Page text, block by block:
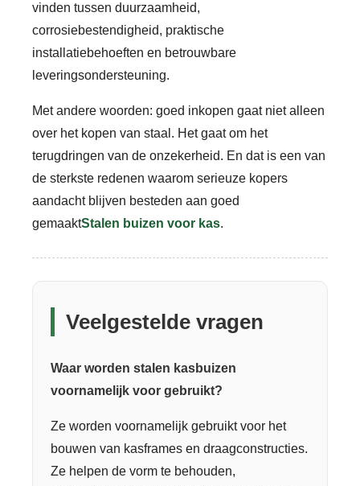
vinden tussen duurzaamheid,
corrosiebestendigheid, praktische
installatiebehoeften en betrouwbare
leveringsondersteuning.
Met andere woorden: goed inkopen gaat niet alleen
over het kopen van staal. Het gaat om het
terugdringen van de onzekerheid. En dat is een van
de sterkste redenen waarom serieuze kopers
aandacht blijven besteden aan goed
gemaaktStalen buizen voor kas.
Veelgestelde vragen
Waar worden stalen kasbuizen
voornamelijk voor gebruikt?
Ze worden voornamelijk gebruikt voor het
bouwen van kasframes en draagconstructies.
Ze helpen de vorm te behouden,